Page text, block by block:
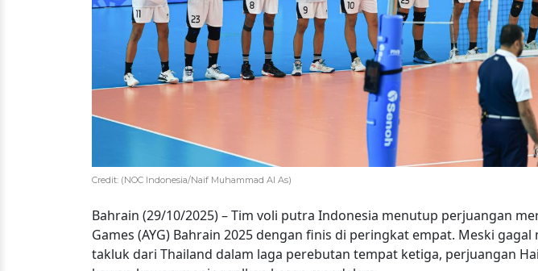
Credit: (NOC Indonesia/Naif Muhammad Al As)
Bahrain (29/10/2025) – Tim voli putra Indonesia menutup perjuangan
Games (AYG) Bahrain 2025 dengan finis di peringkat empat. Meski
takluk dari Thailand dalam laga perebutan tempat ketiga, perjuangan